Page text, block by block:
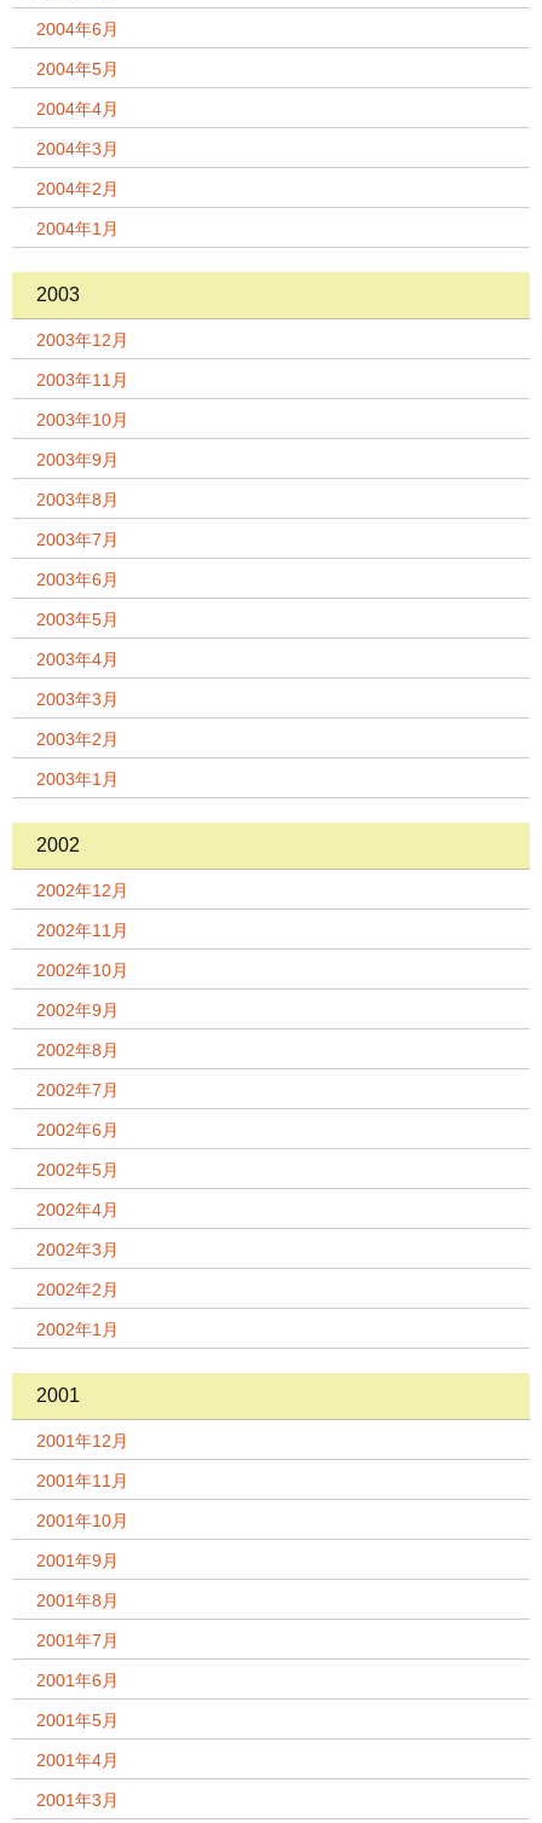
2004年6月
2004年5月
2004年4月
2004年3月
2004年2月
2004年1月
2003
2003年12月
2003年11月
2003年10月
2003年9月
2003年8月
2003年7月
2003年6月
2003年5月
2003年4月
2003年3月
2003年2月
2003年1月
2002
2002年12月
2002年11月
2002年10月
2002年9月
2002年8月
2002年7月
2002年6月
2002年5月
2002年4月
2002年3月
2002年2月
2002年1月
2001
2001年12月
2001年11月
2001年10月
2001年9月
2001年8月
2001年7月
2001年6月
2001年5月
2001年4月
2001年3月